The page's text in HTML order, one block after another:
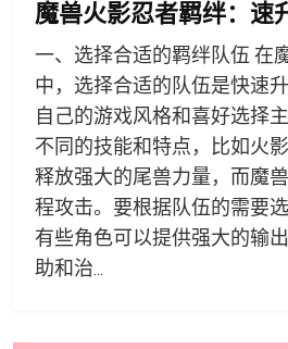
魔兽火影忍者羁绊：速
一、选择合适的羁绊队伍 在
中，选择合适的队伍是快速
自己的游戏风格和喜好选择
不同的技能和特点，比如火
释放强大的尾兽力量，而魔
程攻击。要根据队伍的需要
有些角色可以提供强大的输
助和治...